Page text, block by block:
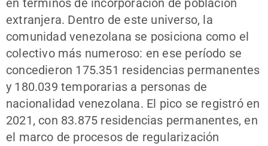
en términos de incorporación de población
extranjera. Dentro de este universo, la
comunidad venezolana se posiciona como el
colectivo más numeroso: en ese período se
concedieron 175.351 residencias permanentes
y 180.039 temporarias a personas de
nacionalidad venezolana. El pico se registró en
2021, con 83.875 residencias permanentes, en
el marco de procesos de regularización